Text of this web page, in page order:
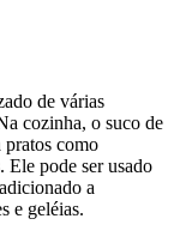
de várias
cozinha, o suco de
pratos como
. Ele pode ser usado
a
e geléias.